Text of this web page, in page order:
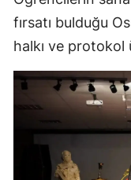
fırsatı bulduğu
halkı ve